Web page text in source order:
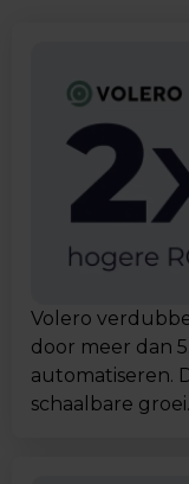
Volero
door meer dan
automatiseren.
schaalbare groei.